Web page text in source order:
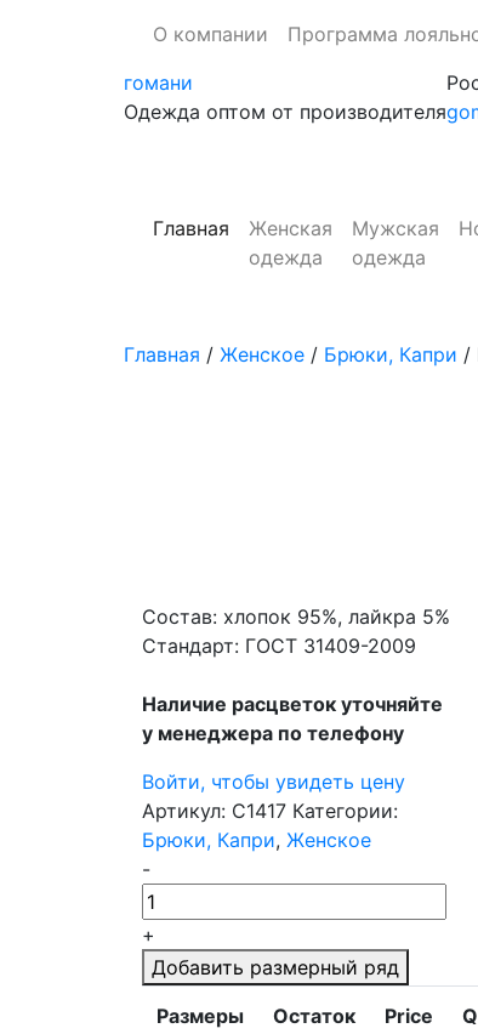
О компании Программа
гомани
Одежда оптом от производителя
Главная
Женская
одежда
Мужская
одежда
Главная / Женское / Брюки, Капри /
Состав: хлопок 95%, лайкра 5%
Стандарт: ГОСТ 31409-2009
Наличие расцветок уточняйте
у менеджера по телефону
Войти, чтобы увидеть цену
Артикул: С1417 Категории:
Брюки, Капри, Женское
-
+
Добавить размерный ряд
Размеры
Остаток Price